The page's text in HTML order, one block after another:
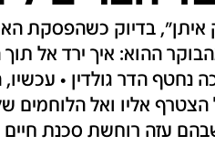
בדיוק כשהפסקת
ההוא: איך ירד אל
נחטף הדר גולדין •
הצטרף אליו ואל הלוחמים
עזה רוחשת סכנת חיים